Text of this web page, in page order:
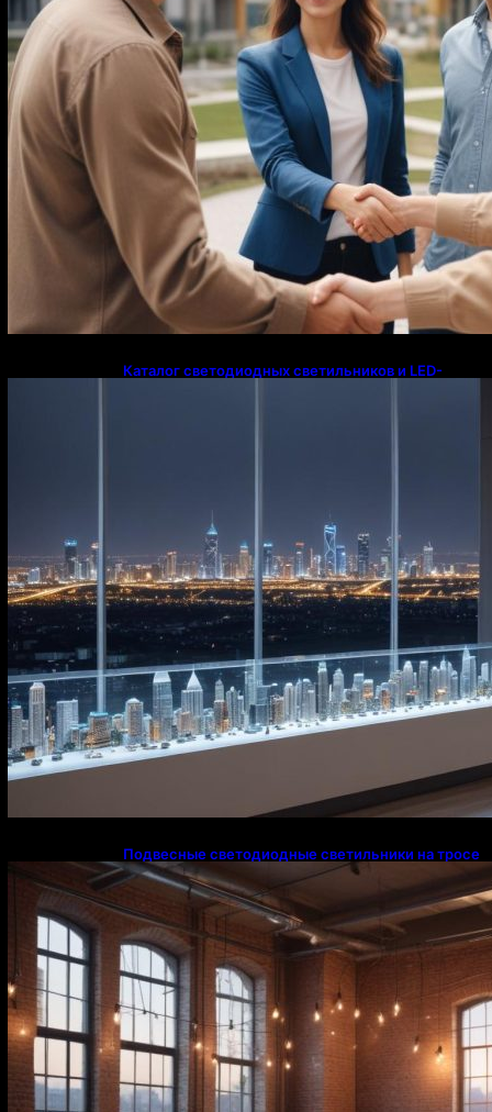
Каталог светодиодных светильников и LED-
Подвесные светодиодные светильники на тросе